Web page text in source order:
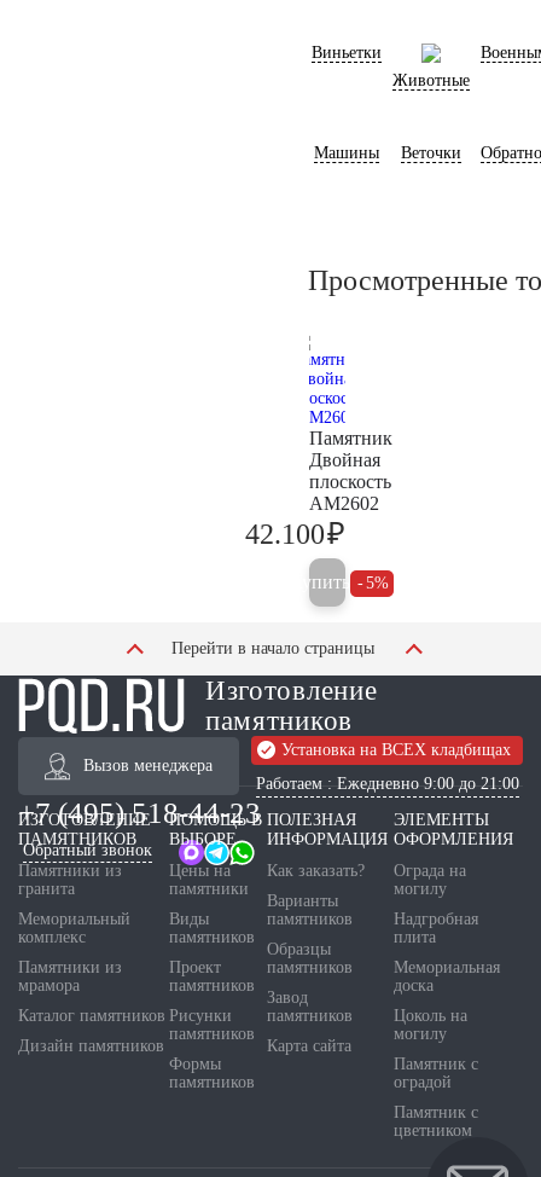
Виньетки
Животные
Машины Веточки
Просмотренные
Памятник
Двойная
плоскость
AM2602
42.100₽
Купить 5%
Перейти в начало страницы
Изготовление
памятников
Вызов менеджера
Установка на ВСЕХ кладбищах
Работаем : Ежедневно 9:00 до 21:00
+7 (495) 518-44-23
Обратный звонок
ИЗГОТОВЛЕНИЕ
ПАМЯТНИКОВ
Памятники из
гранита
Мемориальный
комплекс
Памятники из
мрамора
Каталог памятников
Дизайн памятников
ПОМОЩЬ В
ВЫБОРЕ
Цены на
памятники
Виды
памятников
Проект
памятников
Рисунки
памятников
Формы
памятников
ПОЛЕЗНАЯ
ИНФОРМАЦИЯ
Как заказать?
Варианты
памятников
Образцы
памятников
Завод
памятников
Карта сайта
ЭЛЕМЕНТЫ
ОФОРМЛЕНИЯ
Ограда на
могилу
Надгробная
плита
Мемориальная
доска
Цоколь на
могилу
Памятник с
оградой
Памятник с
цветником